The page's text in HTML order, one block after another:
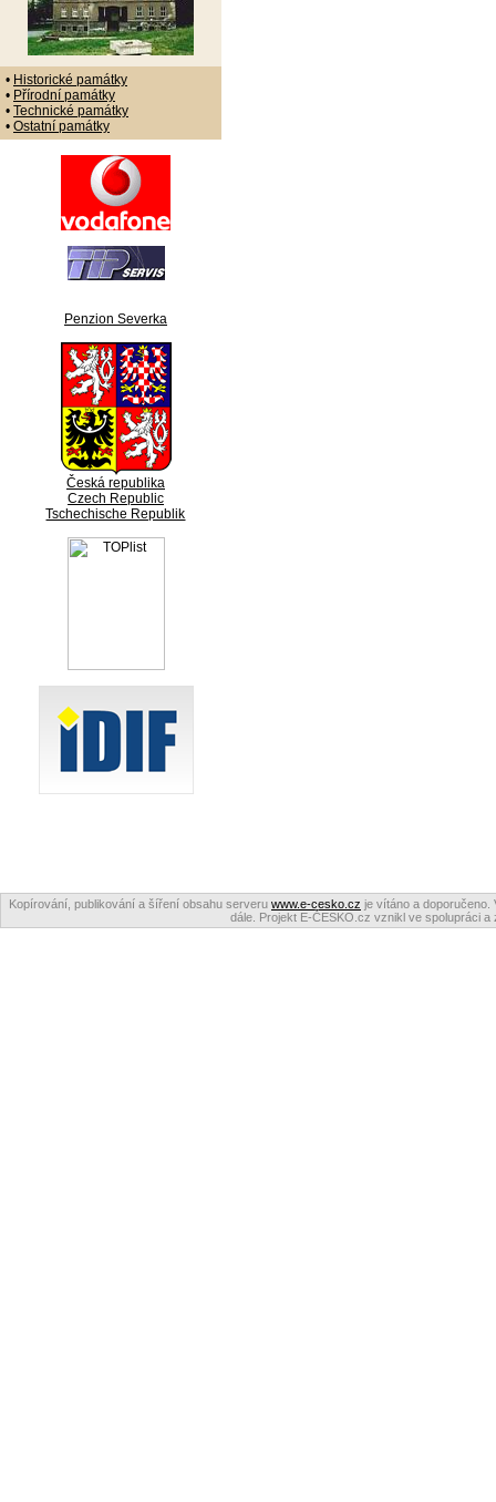
• Historické památky
• Přírodní památky
• Technické památky
• Ostatní památky
Penzion Severka
Česká republika
Czech Republic
Tschechische Republik
Kopírování, publikování a šíření obsahu serveru www.e-cesko.cz je vítáno a doporučeno.
dále. Projekt E-ČESKO.cz vznikl ve spolupráci